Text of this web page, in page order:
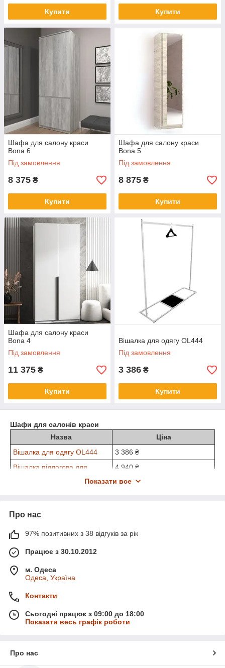
Купити Купити
Шафа для салону краси
Bona 6
Під замовлення
8 375 ₴
Купити
Шафа для салону краси
Bona 5
Під замовлення
8 875 ₴
Купити
Шафа для салону краси
Bona 4
Під замовлення
11 375 ₴
Купити
Вішалка для одягу OL444
Під замовлення
3 386 ₴
Купити
Шафи для салонів краси
Назва
Ціна
Вішалка для одягу OL444
3 386 ₴
Вішалка підлогова для
4 940 ₴
Шафа для салону краси
❱ Назва категорії
❱ Кількість товарів
❱ Найдешевший товар
Показати все
Про нас
97% позитивних з 38 відгуків за рік
Працює з 30.10.2012
м. Одеса
Одеса, Україна
Контакти
Сьогодні працює з 09:00 до 18:00
Показати весь графік роботи
Про нас